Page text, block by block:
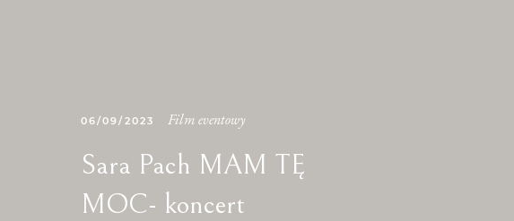
06/09/2023 Film eventowy
Sara Pach MAM TĘ
MOC- koncert